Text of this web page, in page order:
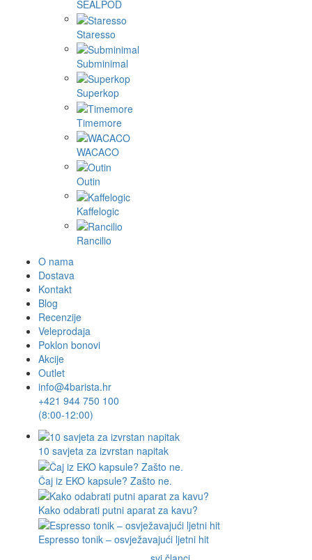
SEALPOD
Staresso
Subminimal
Superkop
Timemore
WACACO
Outin
Kaffelogic
Rancilio
O nama
Dostava
Kontakt
Blog
Recenzije
Veleprodaja
Poklon bonovi
Akcije
Outlet
info@4barista.hr
+421 944 750 100
(8:00-12:00)
10 savjeta za izvrstan napitak
Čaj iz EKO kapsule? Zašto ne.
Kako odabrati putni aparat za kavu?
Espresso tonik – osvježavajući ljetni hit